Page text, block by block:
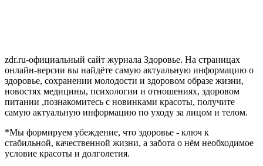
zdr.ru-официальный сайт журнала Здоровье. На страницах
онлайн-версии вы найдёте самую актуальную информацию о
здоровье, сохранении молодости и здоровом образе жизни,
новостях медицины, психологии и отношениях, здоровом
питании ,познакомитесь с новинками красоты, получите
самую актуальную информацию по уходу за лицом и телом.
*Мы формируем убеждение, что здоровье - ключ к
стабильной, качественной жизни, а забота о нём необходимое
условие красоты и долголетия.